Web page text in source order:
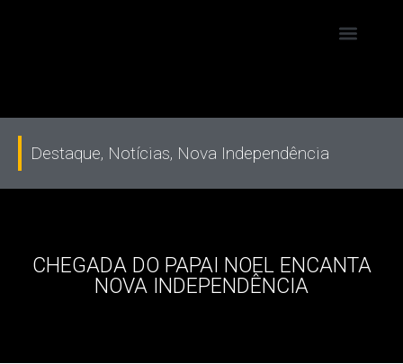
Destaque, Notícias, Nova Independência
CHEGADA DO PAPAI NOEL ENCANTA
NOVA INDEPENDÊNCIA